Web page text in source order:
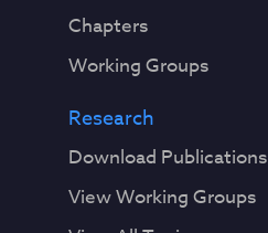
Chapters
Working Groups
Research
Download Publications
View Working Groups